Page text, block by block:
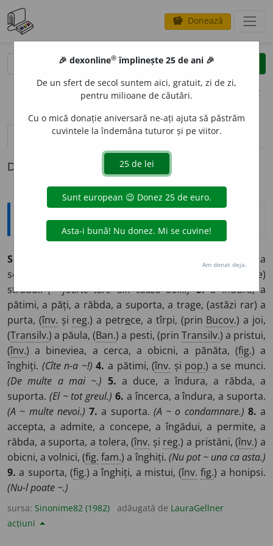
savings Donează
clear
opțiuni
definiții (1) pronunțievolume_up (50)
Definiția cu ID-ul 1041140:
Sinonime
SUFER
a
se chinui, (
) a se nevoi, a (se)
strădui.(~ foarte tare din cauza bolii.) 3.a îndura, a
pătimi, a păți, a răbda, a suporta, a trage, (astăzi rar) a
purta, (înv. și reg.) a petrece, a tîrpi, (prin Bucov.) a joi,
(Transilv.) a păula, (Ban.) a pesti, (prin Transilv.) a pristui,
(înv.) a bineviea, a cerca, a obicni, a pănăta, (fig.) a
înghiți. (Cîte n-a ~!) 4. a pătimi, (înv. și pop.) a se munci.
(De multe a mai ~.) 5. a duce, a îndura, a răbda, a
suporta. (El ~ tot greul.) 6. a încerca, a îndura, a suporta.
(A ~ multe nevoi.) 7. a suporta. (A ~ o condamnare.) 8. a
accepta, a admite, a concepe, a îngădui, a permite, a
răbda, a suporta, a tolera, (înv. și reg.) a pristăni, (înv.) a
obicni, a volnici, (fig. fam.) a înghiți. (Nu pot ~ una ca asta.)
9. a suporta, (fig.) a înghiți, a mistui, (înv. fig.) a honipsi.
(Nu-l poate ~.)
sursa: Sinonime82 (1982) adăugată de LauraGellner
acțiuni
🎉 dexonline® împlinește 25 de ani 🎉
De un sfert de secol suntem aici, gratuit, zi de zi,
pentru milioane de căutări.
Cu o mică donație aniversară ne-ați ajuta să păstrăm
cuvintele la îndemâna tuturor și pe viitor.
Am donat deja.